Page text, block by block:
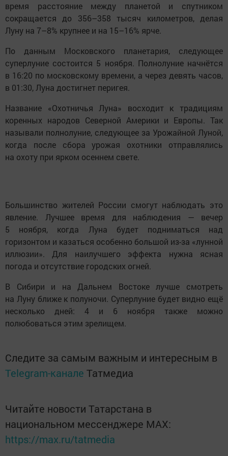
время расстояние между планетой и спутником
сокращается до 356–358 тысяч километров, делая
Луну на 7–8% крупнее и на 15–16% ярче.
По данным Московского планетария, следующее
суперлуние состоится 5 ноября. Полнолуние начнётся
в 16:20 по московскому времени, а через девять часов,
в 01:30, Луна достигнет перигея.
Название «Охотничья Луна» восходит к традициям
коренных народов Северной Америки и Европы. Так
называли полнолуние, следующее за Урожайной Луной,
когда после сбора урожая охотники отправлялись
на охоту при ярком осеннем свете.
Большинство жителей России смогут наблюдать это
явление. Лучшее время для наблюдения — вечер
5 ноября, когда Луна будет подниматься над
горизонтом и казаться особенно большой из-за «лунной
иллюзии». Для наилучшего эффекта нужна ясная
погода и отсутствие городских огней.
В Сибири и на Дальнем Востоке лучше смотреть
на Луну ближе к полуночи. Суперлуние будет видно ещё
несколько дней: 4 и 6 ноября также можно
полюбоваться этим зрелищем.
Следите за самым важным и интересным в
Telegram-канале Татмедиа
Читайте новости Татарстана в
национальном мессенджере MАХ:
https://max.ru/tatmedia